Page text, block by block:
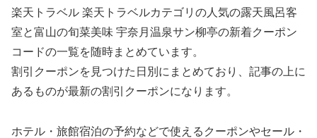
楽天トラベル 楽天トラベルカテゴリの人気の露天風呂客
室と富山の旬菜美味 宇奈月温泉サン柳亭の新着クーポン
コードの一覧を随時まとめています。
割引クーポンを見つけた日別にまとめており、記事の上に
あるものが最新の割引クーポンになります。
ホテル・旅館宿泊の予約などで使えるクーポンやセール・